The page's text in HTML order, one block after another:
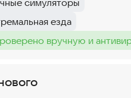
симуляторы
езда
вручную и